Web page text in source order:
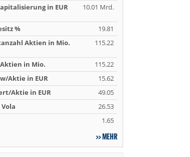
in EUR 10.01 Mrd.
%
19.81
Aktien in Mio.
115.22
in Mio.
115.22
Aktie in EUR
15.62
Aktie in EUR
49.05
Vola
26.53
1.65
MEHR